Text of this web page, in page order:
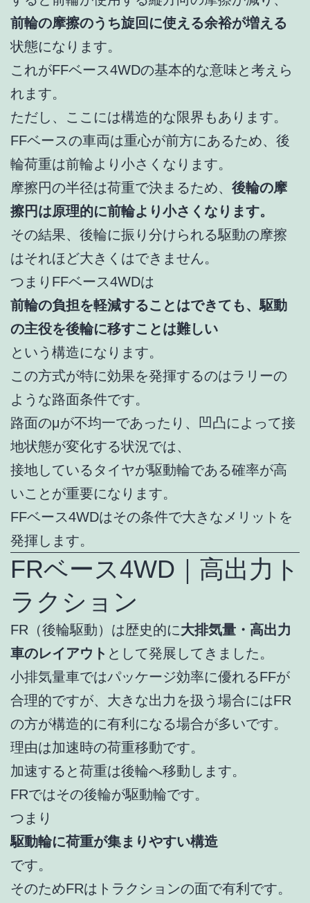
前輪の摩擦のうち旋回に使える余裕が増える
状態になります。
これがFFベース4WDの基本的な意味と考えら
れます。
ただし、ここには構造的な限界もあります。
FFベースの車両は重心が前方にあるため、後
輪荷重は前輪より小さくなります。
摩擦円の半径は荷重で決まるため、 後輪の摩
擦円は原理的に前輪より小さくなります。
その結果、後輪に振り分けられる駆動の摩擦
はそれほど大きくはできません。
つまりFFベース4WDは
前輪の負担を軽減することはできても、駆動
の主役を後輪に移すことは難しい
という構造になります。
この方式が特に効果を発揮するのはラリーの
ような路面条件です。
路面のμが不均一であったり、凹凸によって接
地状態が変化する状況では、
接地しているタイヤが駆動輪である確率が高
いことが重要になります。
FFベース4WDはその条件で大きなメリットを
発揮します。
FRベース4WD｜高出力ト
ラクション
FR（後輪駆動）は歴史的に大排気量・高出力
車のレイアウト として発展してきました。
小排気量車ではパッケージ効率に優れるFFが
合理的ですが、大きな出力を扱う場合にはFR
の方が構造的に有利になる場合が多いです。
理由は加速時の荷重移動です。
加速すると荷重は後輪へ移動します。
FRではその後輪が駆動輪です。
つまり
駆動輪に荷重が集まりやすい構造
です。
そのためFRはトラクションの面で有利です。